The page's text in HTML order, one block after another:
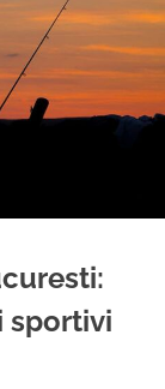
sportivi